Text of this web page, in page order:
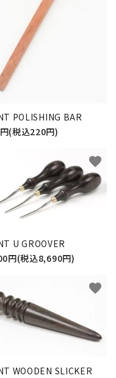
POLISHING BAR
(税込220円)
U GROOVER
円(税込8,690円)
favorite
WOODEN SLICKER
favorite